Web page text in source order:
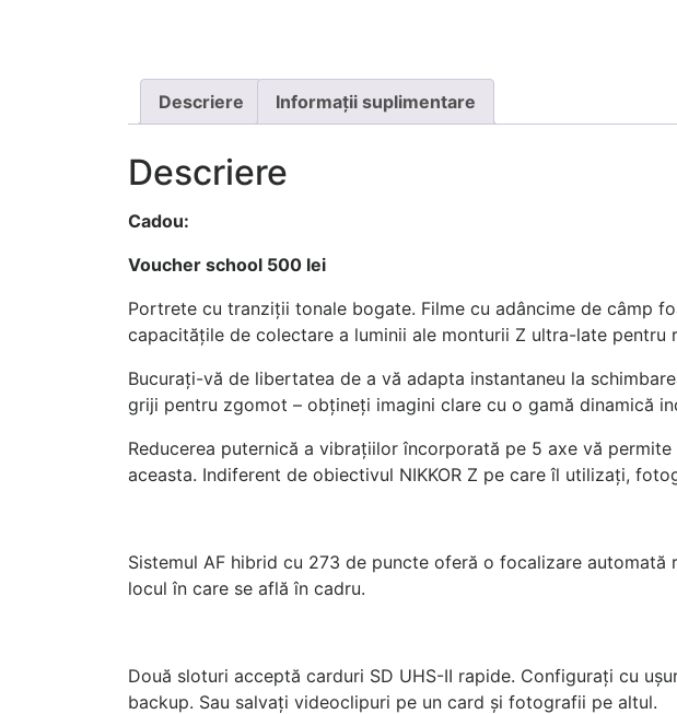
Descriere Informații suplimentare
Descriere
Cadou:
Voucher school 500 lei
Portrete cu tranziții tonale bogate. Filme cu adâncime de câmp
capacitățile de colectare a luminii ale monturii Z ultra-late pentru
Bucurați-vă de libertatea de a vă adapta instantaneu la
griji pentru zgomot – obțineți imagini clare cu o gamă dinamică
Reducerea puternică a vibrațiilor încorporată pe 5 axe vă
aceasta. Indiferent de obiectivul NIKKOR Z pe care îl utilizați,
Sistemul AF hibrid cu 273 de puncte oferă o focalizare
locul în care se află în cadru.
Două sloturi acceptă carduri SD UHS-II rapide. Configurați cu
backup. Sau salvați videoclipuri pe un card și fotografii pe altul.